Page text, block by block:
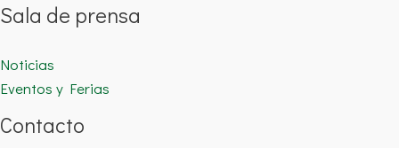
Sala de prensa
Noticias
Eventos y Ferias
Contacto